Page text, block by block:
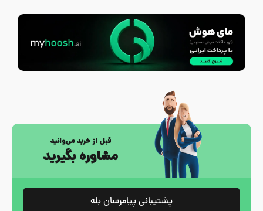
قبل از خرید می‌وانید
مشاوره بگیرید
پشتیبانی پیامرسان بله